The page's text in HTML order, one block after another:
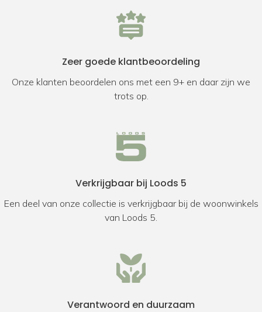
Zeer goede klantbeoordeling
Onze klanten beoordelen ons met een 9+ en daar zijn we
trots op.
Verkrijgbaar bij Loods 5
Een deel van onze collectie is verkrijgbaar bij de woonwinkels
van Loods 5.
Verantwoord en duurzaam